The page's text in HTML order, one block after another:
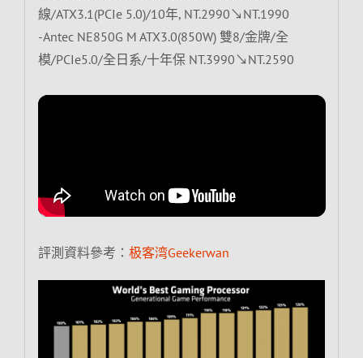
線/ATX3.1(PCIe 5.0)/10年, NT.2990↘NT.1990
-Antec NE850G M ATX3.0(850W) 雙8/金牌/全
模/PCIe5.0/全日系/十年保 NT.3990↘NT.2590
評測資料參考： 极客湾Geekerwan